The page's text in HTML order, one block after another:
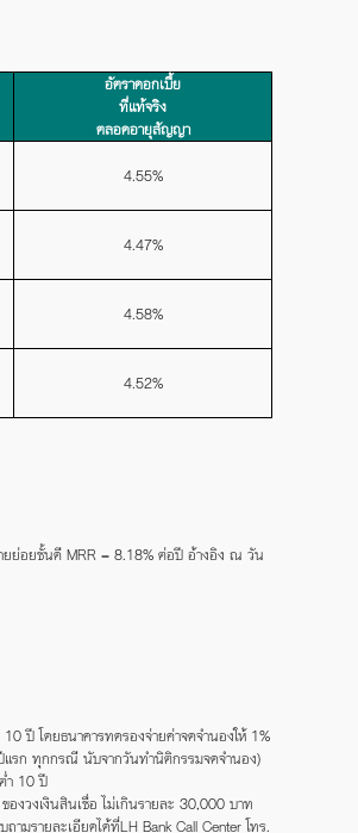
อัตราดอกเบี้ย
ที่แท้จริง
ตลอดอายุสัญญา
4.55%
4.47%
4.58%
4.52%
ยย่อยชั้นดี MRR = 8.18% ต่อปี อ้างอิง ณ วัน
ปี โดยธนาคารทดรองจ่ายค่าจดจำนองให้ 1%
แรก ทุกกรณี นับจากวันทำนิติกรรมจดจำนอง)
ำ 10 ปี
งวงเงินสินเชื่อ ไม่เกินรายละ 30,000 บาท
มรายละเอียดได้ที่LH Bank Call Center โทร.